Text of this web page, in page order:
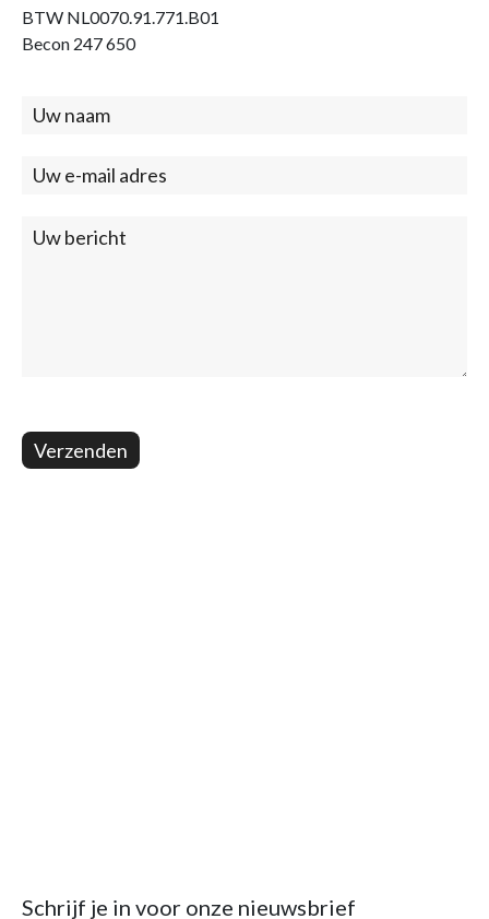
BTW NL0070.91.771.B01
Becon 247 650
Contact
Verzenden
Schrijf je in voor onze nieuwsbrief